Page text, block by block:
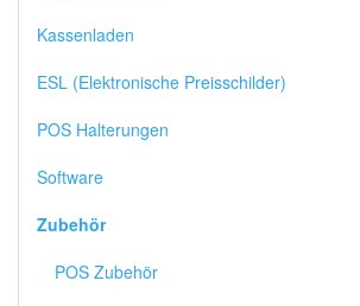
Kassenladen
ESL (Elektronische Preisschilder)
POS Halterungen
Software
Zubehör
POS Zubehör